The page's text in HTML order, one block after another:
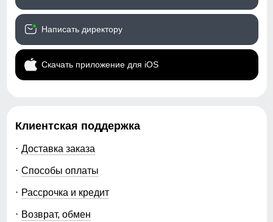
Написать директору
Скачать приложение для iOS
Клиентская поддержка
Доставка заказа
Способы оплаты
Рассрочка и кредит
Возврат, обмен